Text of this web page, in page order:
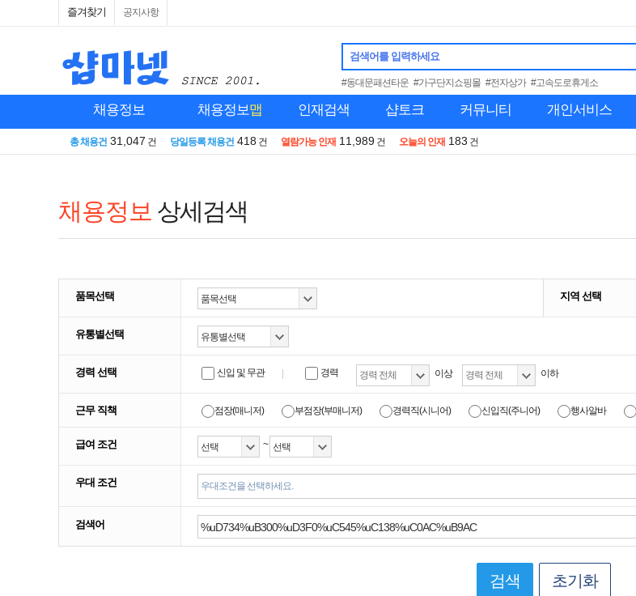
즐겨찾기 공지사항
검색어를 입력하세요
#동대문패션타운 #가구단지쇼핑몰 #전자상가 #고속도로휴게소
채용정보 채용정보맵 인재검색 샵토크 커뮤니티 개인서비스
총 채용건 31,047 건 당일등록 채용건 418 건 열람가능 인재 11,989 건 오늘의 인재 183 건
채용정보 상세검색
품목선택 지역 선택
유통별선택
경력 선택 신입 및 무관 경력 이상 이하
근무 직책 점장(매니저) 부점장(부매니저) 경력직(시니어) 신입직(주니어) 행사알바
급여 조건 ~
우대 조건 우대조건을 선택하세요.
검색어
검색 초기화